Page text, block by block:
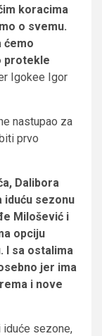
koracima
o svemu.
ćemo
protekle
Igokee Igor
nastupao za
prvo
Dalibora
iduću sezonu
Milošević i
opciju
I sa ostalima
jer ima
i nove
iduće sezone,